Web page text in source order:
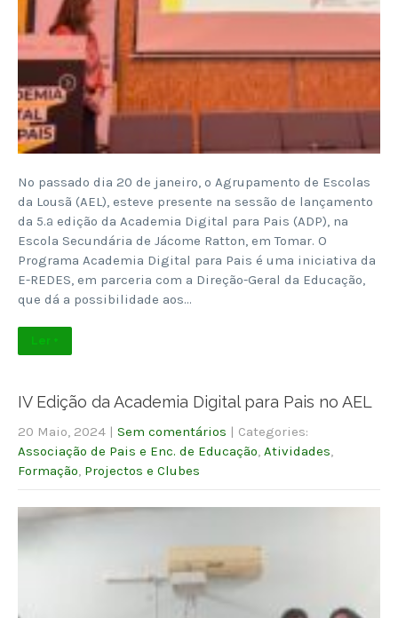
No passado dia 20 de janeiro, o Agrupamento de Escolas
da Lousã (AEL), esteve presente na sessão de lançamento
da 5.ª edição da Academia Digital para Pais (ADP), na
Escola Secundária de Jácome Ratton, em Tomar. O
Programa Academia Digital para Pais é uma iniciativa da
E-REDES, em parceria com a Direção-Geral da Educação,
que dá a possibilidade aos…
Ler +
IV Edição da Academia Digital para Pais no AEL
20 Maio, 2024 | Sem comentários | Categories:
Associação de Pais e Enc. de Educação Atividades
Formação Projectos e Clubes